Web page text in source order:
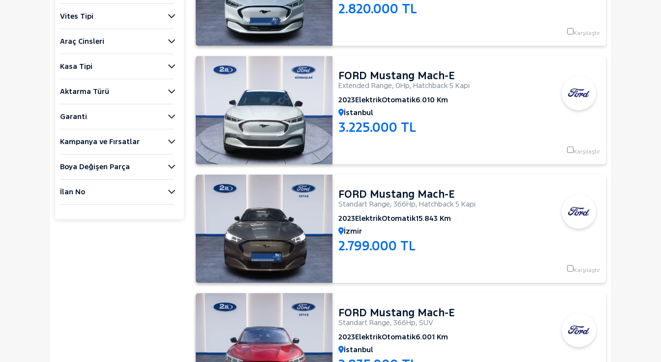
FIESTA
FOCUS
KUGA
MONDEO
Mustang Mach-E
Puma-E
RANGER
RANGER RAPTOR
Vites Tipi
Araç Cinsleri
Kasa Tipi
Aktarma Türü
Garanti
Kampanya ve Fırsatlar
Boya Değişen Parça
İlan No
2.820.000 TL
Karşılaştır
FORD Mustang Mach-E
Extended Range, 0Hp, Hatchback 5 Kapı
2023ElektrikOtomatik6.010 Km
İstanbul
3.225.000 TL
Karşılaştır
FORD Mustang Mach-E
Standart Range, 366Hp, Hatchback 5 Kapı
2023ElektrikOtomatik15.843 Km
İzmir
2.799.000 TL
Karşılaştır
FORD Mustang Mach-E
Standart Range, 366Hp, SUV
2023ElektrikOtomatik6.001 Km
İstanbul